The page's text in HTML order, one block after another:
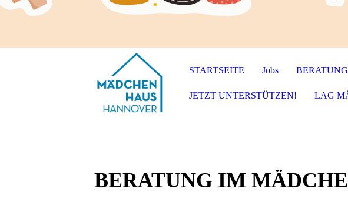
STARTSEITE Jobs BERATUNG
JETZT UNTERSTÜTZEN! LAG
BERATUNG IM